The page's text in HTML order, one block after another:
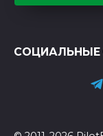
СОЦИАЛЬНЫЕ